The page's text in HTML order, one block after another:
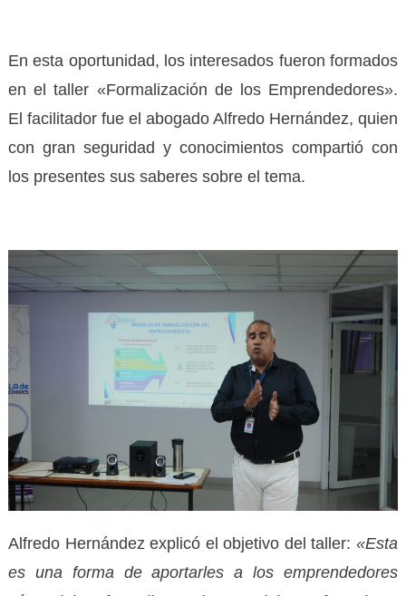
En esta oportunidad, los interesados fueron formados
en el taller «Formalización de los Emprendedores».
El facilitador fue el abogado Alfredo Hernández, quien
con gran seguridad y conocimientos compartió con
los presentes sus saberes sobre el tema.
Alfredo Hernández explicó el objetivo del taller:«Esta
es una forma de aportarles a los emprendedores